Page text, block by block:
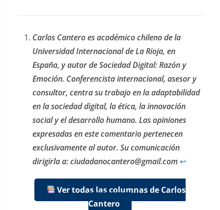
Carlos Cantero es académico chileno de la
Universidad Internacional de La Rioja, en
España, y autor de Sociedad Digital: Razón y
Emoción. Conferencista internacional, asesor y
consultor, centra su trabajo en la adaptabilidad
en la sociedad digital, la ética, la innovación
social y el desarrollo humano. Las opiniones
expresadas en este comentario pertenecen
exclusivamente al autor. Su comunicación
dirigirla a: ciudadanocantero@gmail.com ↩︎
Ver todas las columnas de Carlos
Cantero